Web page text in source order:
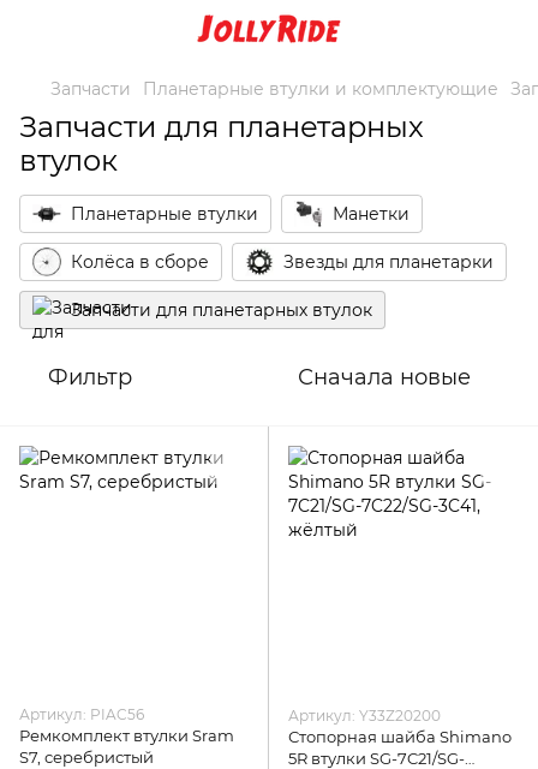
Запчасти Планетарные втулки и комплектующие
Запчасти для планетарных
втулок
Планетарные втулки Манетки
Колёса в сборе Звезды для планетарки
Запчасти для планетарных втулок
Фильтр Сначала новые
Артикул: PIAC56
Ремкомплект втулки Sram
S7, серебристый
Артикул: Y33Z20200
Стопорная шайба Shimano
5R втулки SG-7C21/SG-